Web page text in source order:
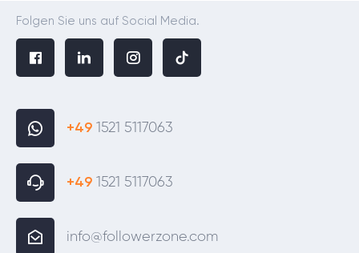
Folgen Sie uns auf Social Media.
+49 1521 5117063
+49 1521 5117063
info@followerzone.com